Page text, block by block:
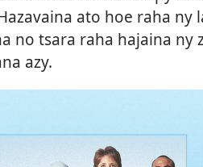
ato hoe raha ny
no tsara raha hajaina ny
azy.